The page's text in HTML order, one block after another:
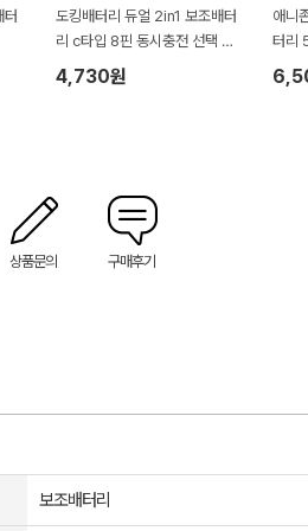
도킹배터리 듀얼 2in1 보조배터
리 c타입 8핀 동시충전 선택 도
킹형배터리 3500mAh d006
4,730원
애니
터리
상품문의 구매후기
보조배터리